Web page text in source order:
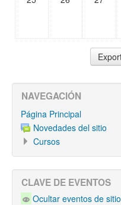
NAVEGACIÓN
Página Principal
Novedades del sitio
Cursos
CLAVE DE EVENTOS
Ocultar eventos de sitio